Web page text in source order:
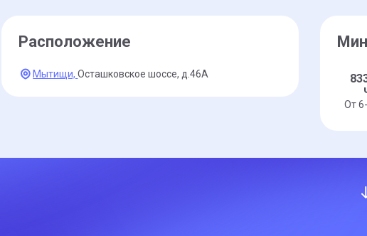
Расположение
Мытищи,Осташковское шоссе, д.46А
От